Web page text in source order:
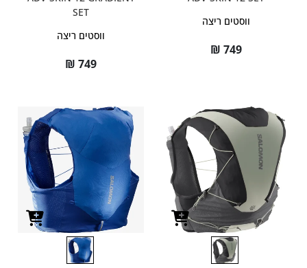
ווסטים ריצה
₪ 749
SET
ווסטים ריצה
₪ 749